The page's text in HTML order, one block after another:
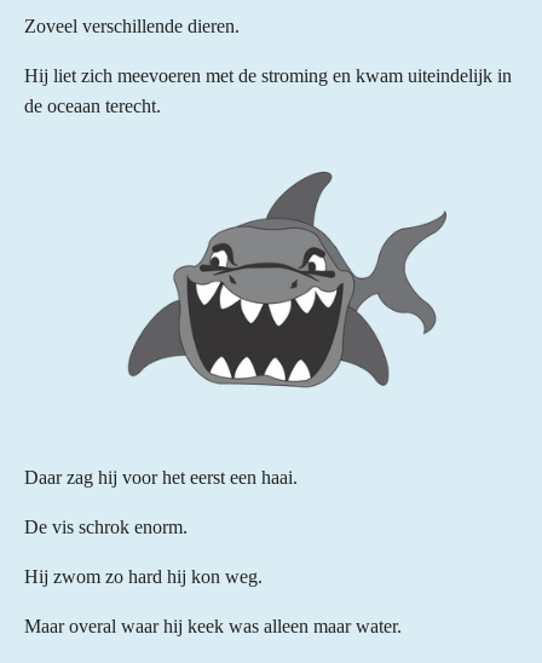
Zoveel verschillende dieren.
Hij liet zich meevoeren met de stroming en kwam uiteindelijk in
de oceaan terecht.
Daar zag hij voor het eerst een haai.
De vis schrok enorm.
Hij zwom zo hard hij kon weg.
Maar overal waar hij keek was alleen maar water.